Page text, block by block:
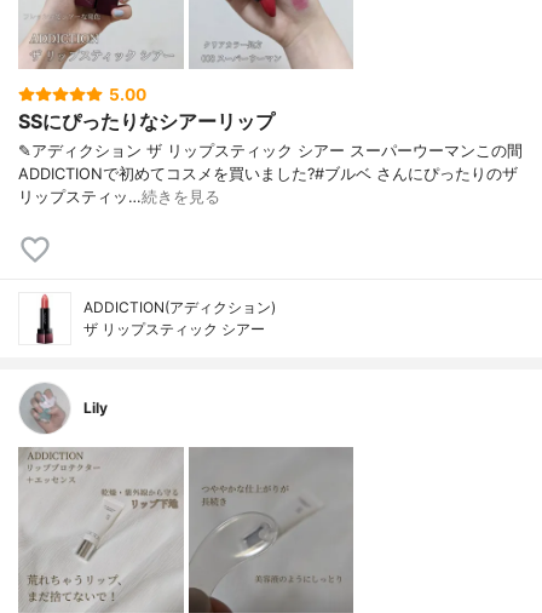
5.00
SSにぴったりなシアーリップ
✎アディクション ザ リップスティック シアー スーパーウーマンこの間
ADDICTIONで初めてコスメを買いました?#ブルベ さんにぴったりのザ
リップスティッ…続きを見る
ADDICTION(アディクション)
ザ リップスティック シアー
Lily